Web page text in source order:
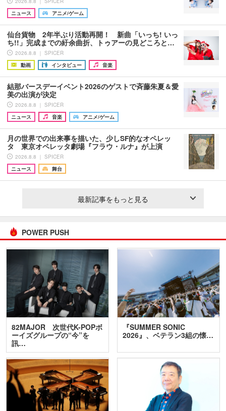
ニュース
アニメ/ゲーム
仙台貨物 2年半ぶり活動再開！ 新曲「いっち! いっ
ち!!」完成までの紆余曲折、トゥアーの見どころと…
2026.8.8 ｜ SPICER
動画
インタビュー 音楽
結那バースデーイベント2026のゲストで斉藤朱夏＆愛
美の出演が決定
2026.8.8 ｜ SPICER
ニュース
音楽 アニメ/ゲーム
月の世界での出来事を描いた、少しSF的なオペレッ
タ 東京オペレッタ劇場『フラウ・ルナ』が上演
2026.8.8 ｜ SPICER
ニュース
舞台
最新記事をもっと見る
POWER PUSH
82MAJOR 次世代K-POPボ
ーイズグループの“今”を
訊…
『SUMMER SONIC
2026』、ベテラン3組の懐…